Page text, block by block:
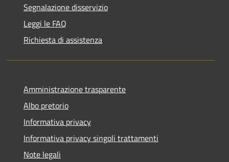
Segnalazione disservizio
Leggi le FAQ
Richiesta di assistenza
Amministrazione trasparente
Albo pretorio
Informativa privacy
Informativa privacy singoli trattamenti
Note legali